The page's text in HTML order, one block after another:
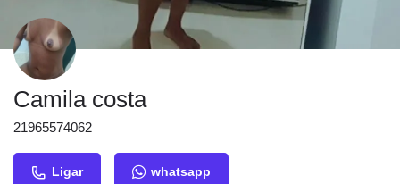
Camila costa
21965574062
Ligar whatsapp